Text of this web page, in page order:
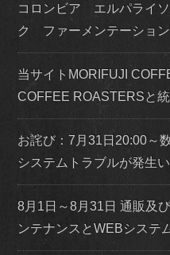
コロンビア エルパライ
ク ファーメンテーショ
当サイトMORIFUJI
COFFEE ROASTERSと
お詫び：7月31日20:00～
システムトラブルが発生い
8月1日～8月31日 通販及
ンテナンスとWEBシステ